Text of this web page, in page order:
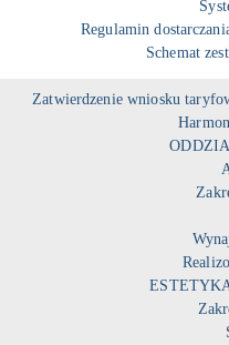
Regulamin
Schemat
Zatwierdzenie wniosku